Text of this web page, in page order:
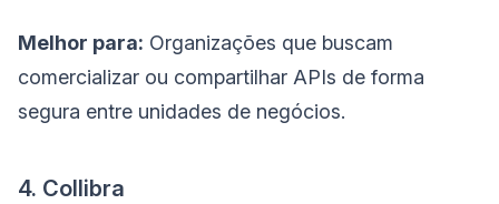
Melhor para: Organizações que buscam
comercializar ou compartilhar APIs de forma
segura entre unidades de negócios.
4. Collibra